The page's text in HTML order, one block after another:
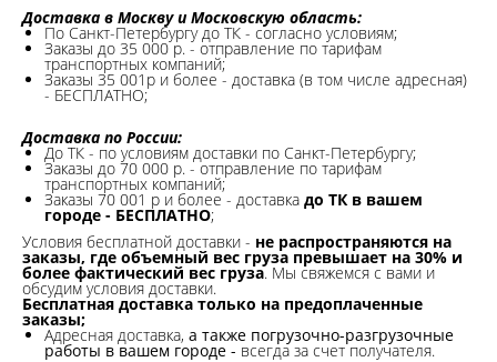
Доставка в Москву и Московскую область:
По Санкт-Петербургу до ТК - согласно условиям;
Заказы до 35 000 р. - отправление по тарифам
транспортных компаний;
Заказы 35 001р и более - доставка (в том числе адресная)
- БЕСПЛАТНО;
Доставка по России:
До ТК - по условиям доставки по Санкт-Петербургу;
Заказы до 70 000 р. - отправление по тарифам
транспортных компаний;
Заказы 70 001 р и более - доставка до ТК в вашем
городе - БЕСПЛАТНО;
Условия бесплатной доставки - не распространяются на
заказы, где объемный вес груза превышает на 30% и
более фактический вес груза. Мы свяжемся с вами и
обсудим условия доставки.
Бесплатная доставка только на предоплаченные
заказы;
Адресная доставка, а также погрузочно-разгрузочные
работы в вашем городе - всегда за счет получателя.